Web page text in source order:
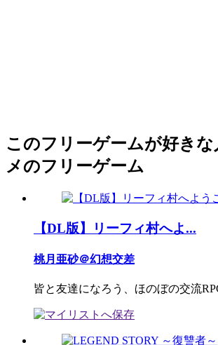
このフリーゲームが好きな
メのフリーゲーム
【DL版】リーフィ村へよ...
桃月亜砂＠幻想交差
皆と友達になろう、ほのぼの交流